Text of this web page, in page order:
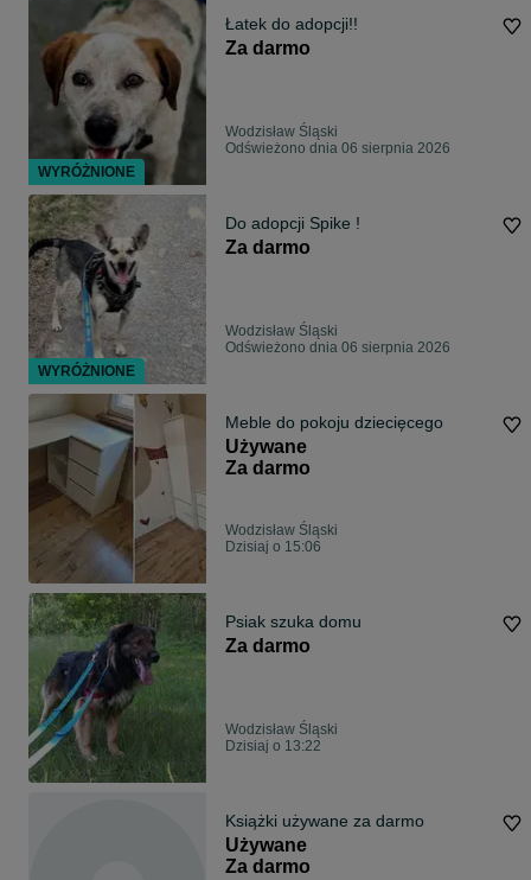
Łatek do adopcji!!
Za darmo
Wodzisław Śląski
Odświeżono dnia 06 sierpnia 2026
Do adopcji Spike !
Za darmo
Wodzisław Śląski
Odświeżono dnia 06 sierpnia 2026
Meble do pokoju dziecięcego
Używane
Za darmo
Wodzisław Śląski
Dzisiaj o 15:06
Psiak szuka domu
Za darmo
Wodzisław Śląski
Dzisiaj o 13:22
Książki używane za darmo
Używane
Za darmo
WYRÓŻNIONE
WYRÓŻNIONE